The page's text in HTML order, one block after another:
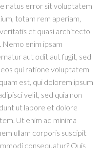
natus error sit voluptatem
totam rem aperiam,
et quasi architecto
enim ipsam
aut odit aut fugit, sed
qui ratione voluptatem
est, qui dolorem ipsum
velit, sed quia non
ut labore et dolore
Ut enim ad minima
ullam corporis suscipit
consequatur? Quis